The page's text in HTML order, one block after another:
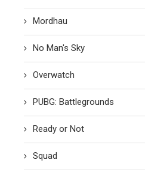
Mordhau
No Man's Sky
Overwatch
PUBG: Battlegrounds
Ready or Not
Squad